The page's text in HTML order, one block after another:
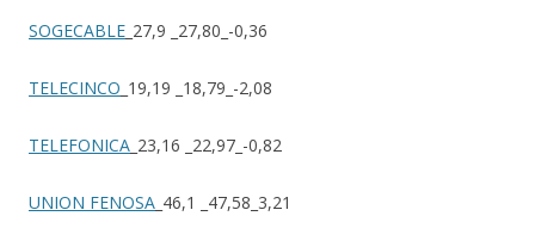
SOGECABLE _27,9 _27,80_-0,36
TELECINCO _19,19 _18,79_-2,08
TELEFONICA _23,16 _22,97_-0,82
UNION FENOSA _46,1 _47,58_3,21